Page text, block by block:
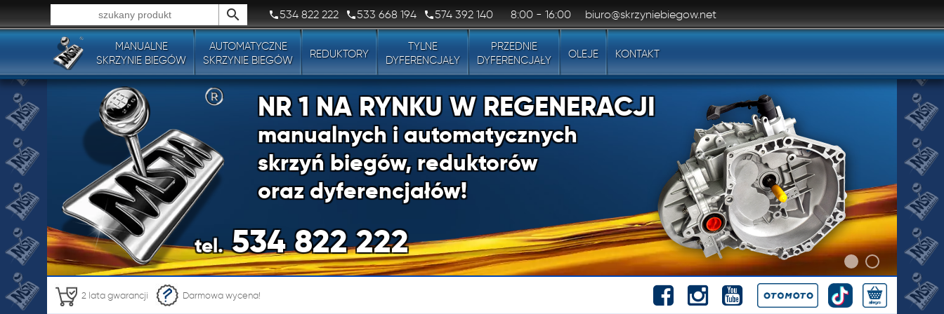
Wszystkie typy produktów!
534 822 222 533 668 194 574 392 140 8:00 - 16:00 biuro@skrzyniebiegow.net
MANUALNE
SKRZYNIE BIEGÓW
AUTOMATYCZNE
SKRZYNIE BIEGÓW
REDUKTORY
TYLNE
DYFERENCJAŁY
PRZEDNIE
DYFERENCJAŁY
OLEJE KONTAKT
tel.534 822 222
NR 1 NA RYNKU W REGENERACJI
manualnych i automatycznych
skrzyń biegów, reduktorów
oraz dyferencjałów!
NR 1 NA RYNKU W REGENERACJI
2 lata gwarancji Darmowa wycena!